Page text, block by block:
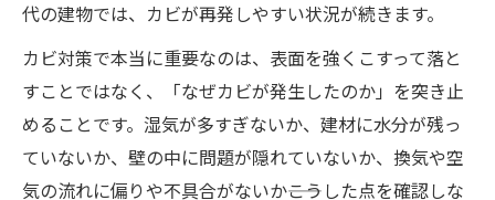
代の建物では、カビが再発しやすい状況が続きます。
カビ対策で本当に重要なのは、表面を強くこすって落と
すことではなく、「なぜカビが発生したのか」を突き止
めることです。湿気が多すぎないか、建材に水分が残っ
ていないか、壁の中に問題が隠れていないか、換気や空
気の流れに偏りや不具合がないか――こうした点を確認しな